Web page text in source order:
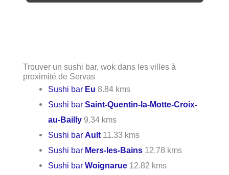
Trouver un sushi bar, wok dans les villes à
proximité de Servas
Sushi bar Eu 8.84 kms
Sushi barSaint-Quentin-la-Motte-Croix-
au-Bailly 9.34 kms
Sushi bar Ault 11.33 kms
Sushi bar Mers-les-Bains 12.78 kms
Sushi barWoignarue 12.82 kms